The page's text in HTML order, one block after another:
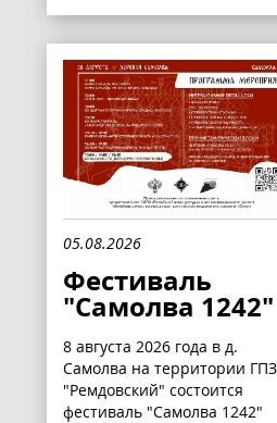
05.08.2026
Фестиваль
"Самолва 1242"
8 августа 2026 года в д.
Самолва на территории ГПЗ
"Ремдовский" состоится
фестиваль "Самолва 1242"